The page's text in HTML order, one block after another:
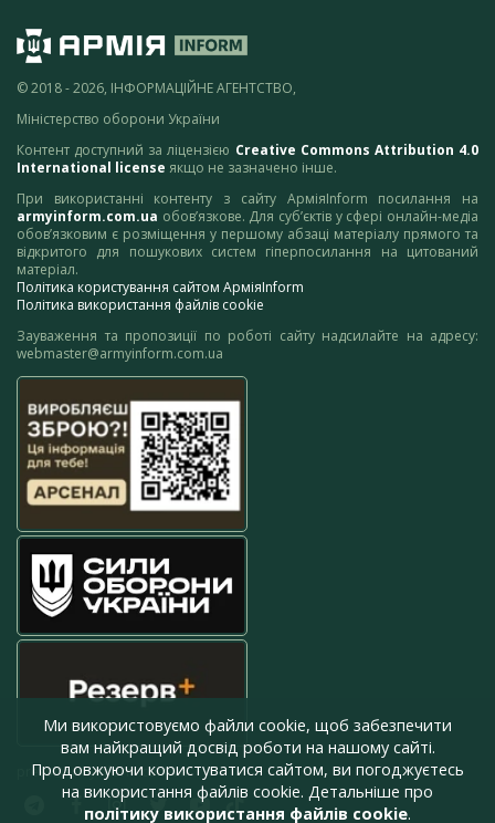
© 2018 - 2026, ІНФОРМАЦІЙНЕ АГЕНТСТВО,
Міністерство оборони України
Контент доступний за ліцензією Creative Commons Attribution 4.0
International license якщо не зазначено інше.
При використанні контенту з сайту АрміяInform посилання на
armyinform.com.ua обов’язкове. Для суб’єктів у сфері онлайн-медіа
обов’язковим є розміщення у першому абзаці матеріалу прямого та
відкритого для пошукових систем гіперпосилання на цитований
матеріал.
Політика користування сайтом АрміяInform
Політика використання файлів cookie
Зауваження та пропозиції по роботі сайту надсилайте на адресу:
webmaster@armyinform.com.ua
press@armyinform.com.ua
Ми використовуємо файли cookie, щоб забезпечити
вам найкращий досвід роботи на нашому сайті.
Продовжуючи користуватися сайтом, ви погоджуєтесь
на використання файлів cookie. Детальніше про
політику використання файлів cookie.